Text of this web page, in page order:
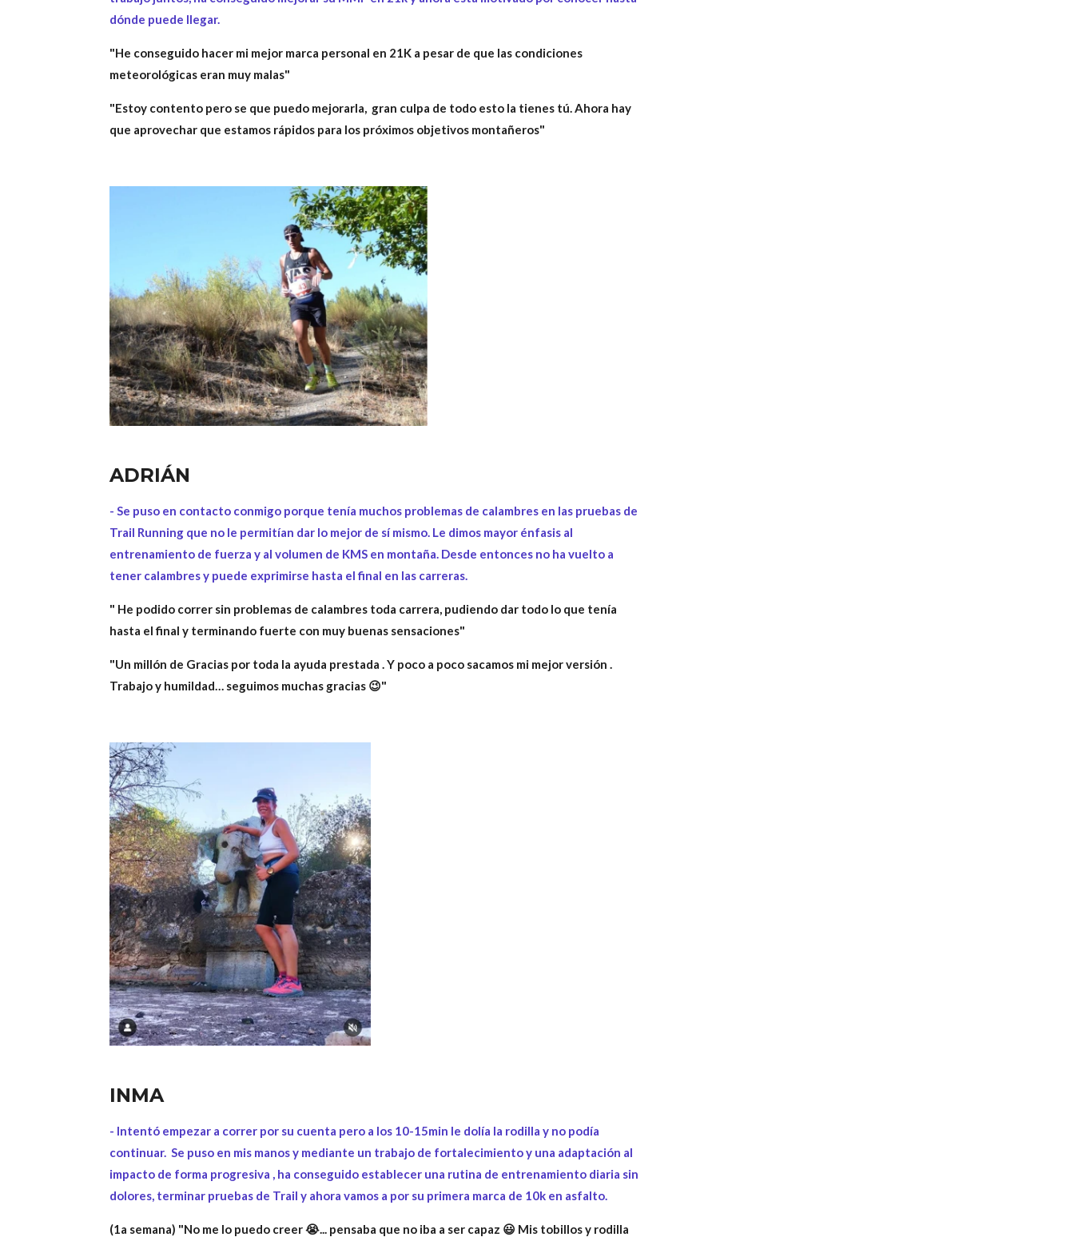
dónde puede llegar.
"He conseguido hacer mi mejor marca personal en 21K a pesar de que las condiciones
meteorológicas eran muy malas"
"Estoy contento pero se que puedo mejorarla, gran culpa de todo esto la tienes tú. Ahora hay
que aprovechar que estamos rápidos para los próximos objetivos montañeros"
ADRIÁN
- Se puso en contacto conmigo porque tenía muchos problemas de calambres en las pruebas de
Trail Running que no le permitían dar lo mejor de sí mismo. Le dimos mayor énfasis al
entrenamiento de fuerza y al volumen de KMS en montaña. Desde entonces no ha vuelto a
tener calambres y puede exprimirse hasta el final en las carreras.
" He podido correr sin problemas de calambres toda carrera, pudiendo dar todo lo que tenía
hasta el final y terminando fuerte con muy buenas sensaciones"
"Un millón de Gracias por toda la ayuda prestada . Y poco a poco sacamos mi mejor versión .
Trabajo y humildad… seguimos muchas gracias 😉"
INMA
- Intentó empezar a correr por su cuenta pero a los 10-15min le dolía la rodilla y no podía
continuar. Se puso en mis manos y mediante un trabajo de fortalecimiento y una adaptación al
impacto de forma progresiva , ha conseguido establecer una rutina de entrenamiento diaria sin
dolores, terminar pruebas de Trail y ahora vamos a por su primera marca de 10k en asfalto.
(1a semana) "No me lo puedo creer 😭... pensaba que no iba a ser capaz 😃 Mis tobillos y rodilla